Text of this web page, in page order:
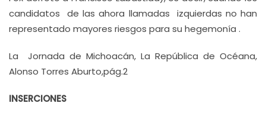
candidatos de las ahora llamadas izquierdas no han
representado mayores riesgos para su hegemonía .
La Jornada de Michoacán, La República de Océana,
Alonso Torres Aburto,pág.2
INSERCIONES